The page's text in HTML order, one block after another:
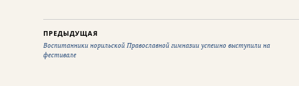
ПРЕДЫДУЩАЯ
Воспитанники норильской Православной гимназии успешно выступили на
фестивале